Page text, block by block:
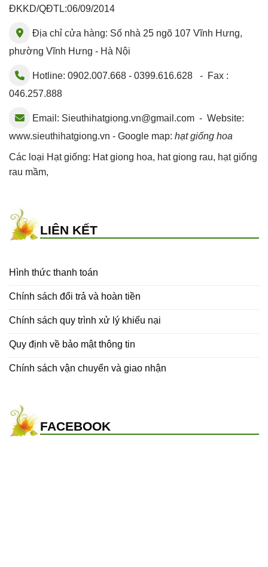
ĐKKD/QĐTL:06/09/2014
Địa chỉ cửa hàng: Số nhà 25 ngõ 107 Vĩnh Hưng,
phường Vĩnh Hưng - Hà Nội
Hotline: 0902.007.668 - 0399.616.628 - Fax :
046.257.888
Email: Sieuthihatgiong.vn@gmail.com - Website:
www.sieuthihatgiong.vn - Google map: hạt giống hoa
Các loại Hạt giống: Hat giong hoa, hat giong rau, hạt giống
rau mầm,
LIÊN KẾT
Hình thức thanh toán
Chính sách đổi trả và hoàn tiền
Chính sách quy trình xử lý khiếu nại
Quy định về bảo mật thông tin
Chính sách vận chuyển và giao nhận
FACEBOOK